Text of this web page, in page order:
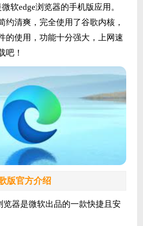
软edge浏览器的手机版应用。
约清爽，完全使用了谷歌内核，
的使用，功能十分强大，上网速
吧！
版官方介绍
览器是微软出品的一款快捷且安